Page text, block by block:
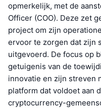
opmerkelijk, met de
Officer (COO). Deze zet
project om zijn
ervoor te zorgen dat zijn
uitgevoerd. De focus op
getuigenis van de
innovatie en zijn streven
platform dat voldoet aan
cryptocurrency-